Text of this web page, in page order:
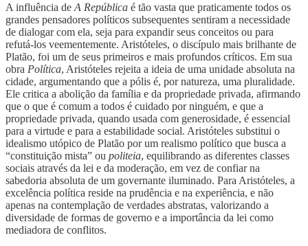
A influência de A República é tão vasta que praticamente todos os
grandes pensadores políticos subsequentes sentiram a necessidade
de dialogar com ela, seja para expandir seus conceitos ou para
refutá-los veementemente. Aristóteles, o discípulo mais brilhante de
Platão, foi um de seus primeiros e mais profundos críticos. Em sua
obra Política, Aristóteles rejeita a ideia de uma unidade absoluta na
cidade, argumentando que a pólis é, por natureza, uma pluralidade.
Ele critica a abolição da família e da propriedade privada, afirmando
que o que é comum a todos é cuidado por ninguém, e que a
propriedade privada, quando usada com generosidade, é essencial
para a virtude e para a estabilidade social. Aristóteles substitui o
idealismo utópico de Platão por um realismo político que busca a
“constituição mista” ou politeia, equilibrando as diferentes classes
sociais através da lei e da moderação, em vez de confiar na
sabedoria absoluta de um governante iluminado. Para Aristóteles, a
excelência política reside na prudência e na experiência, e não
apenas na contemplação de verdades abstratas, valorizando a
diversidade de formas de governo e a importância da lei como
mediadora de conflitos.